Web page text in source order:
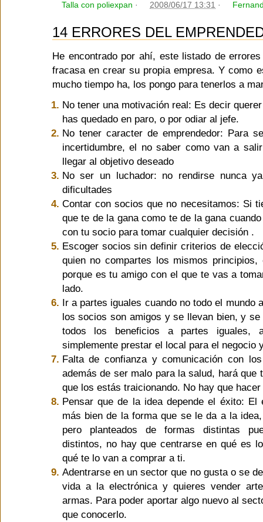
Talla con poliexpan · 2008/06/17 13:31 ·
14 ERRORES DEL
He encontrado por ahí, este listado de
fracasa en crear su propia empresa. Y como
mucho tiempo ha, los pongo para tenerlos a
No tener una motivación real: Es decir
has quedado en paro, o por odiar al jefe.
No tener caracter de emprendedor: Para
incertidumbre, el no saber como van a
llegar al objetivo deseado
No ser un luchador: no rendirse nunca
dificultades
Contar con socios que no necesitamos: Si
que te de la gana como te de la gana
con tu socio para tomar cualquier decisión .
Escoger socios sin definir criterios de
quien no compartes los mismos
porque es tu amigo con el que te vas a
lado.
Ir a partes iguales cuando no todo el mundo
los socios son amigos y se llevan bien, y
todos los beneficios a partes iguales,
simplemente prestar el local para el negocio
Falta de confianza y comunicación con
además de ser malo para la salud, hará
que los estás traicionando. No hay que
Pensar que de la idea depende el éxito:
más bien de la forma que se le da a la
pero planteados de formas distintas
distintos, no hay que centrarse en qué es
qué te lo van a comprar a ti.
Adentrarse en un sector que no gusta o se
vida a la electrónica y quieres vender
armas. Para poder aportar algo nuevo al
que conocerlo.